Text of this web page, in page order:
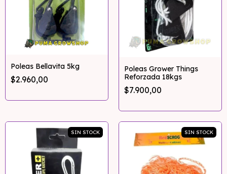
Poleas Bellavita 5kg
$2.960,00
Poleas Grower Things
Reforzada 18kgs
$7.900,00
SIN STOCK SIN STOCK